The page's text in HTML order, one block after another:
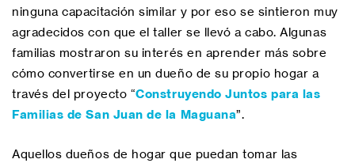
ninguna capacitación similar y por eso se sintieron muy
agradecidos con que el taller se llevó a cabo. Algunas
familias mostraron su interés en aprender más sobre
cómo convertirse en un dueño de su propio hogar a
través del proyecto “Construyendo Juntos para las
Familias de San Juan de la Maguana”.
Aquellos dueños de hogar que puedan tomar las